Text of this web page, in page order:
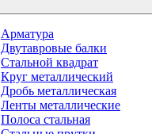
Арматура
Двутавровые балки
Стальной квадрат
Круг металлический
Дробь металлическая
Ленты металлические
Полоса стальная